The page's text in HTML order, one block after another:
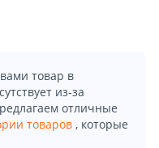
товар в
из-за
отличные
товаров , которые